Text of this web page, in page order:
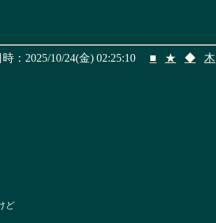
：2025/10/24(金) 02:25:10 ■ ★ ◆ 木
ど